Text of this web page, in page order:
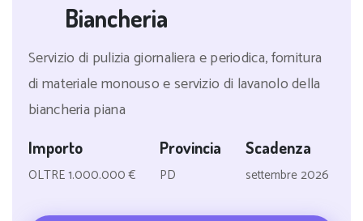
Biancheria
Servizio di pulizia giornaliera e periodica, fornitura
di materiale monouso e servizio di lavanolo della
biancheria piana
Importo
OLTRE 1.000.000 €
Provincia
PD
Scadenza
settembre 2026